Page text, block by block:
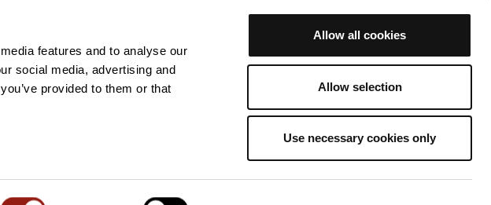
features and to analyse our
social media, advertising and
provided to them or that
Allow all cookies
Allow selection
Use necessary cookies only
Mentions légales
Paramètres des cookies